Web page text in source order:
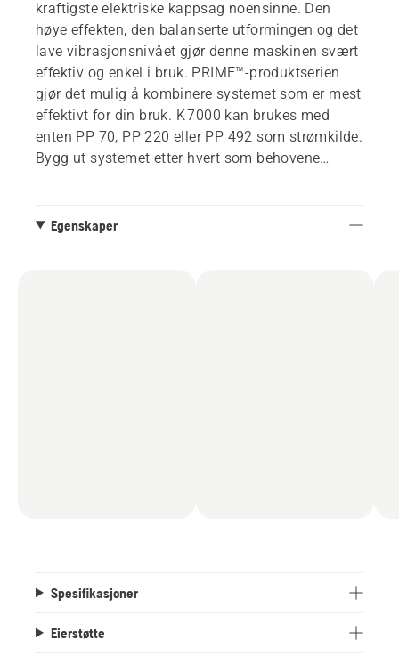
kraftigste elektriske kappsag noensinne. Den
høye effekten, den balanserte utformingen og det
lave vibrasjonsnivået gjør denne maskinen svært
effektiv og enkel i bruk. PRIME™-produktserien
gjør det mulig å kombinere systemet som er mest
effektivt for din bruk. K 7000 kan brukes med
enten PP 70, PP 220 eller PP 492 som strømkilde.
Bygg ut systemet etter hvert som behovene
Egenskaper
Spesifikasjoner
Eierstøtte